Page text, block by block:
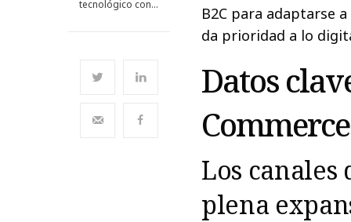
tecnológico con…
B2C para adaptarse
da prioridad a lo
Datos
Los
plena